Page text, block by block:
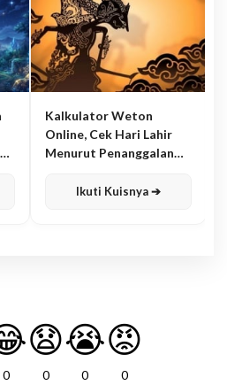
Kalkulator Weton
Online, Cek Hari Lahir
Menurut Penanggalan
Ikuti Kuisnya ➔
0
😧
0
😭
0
😡
0